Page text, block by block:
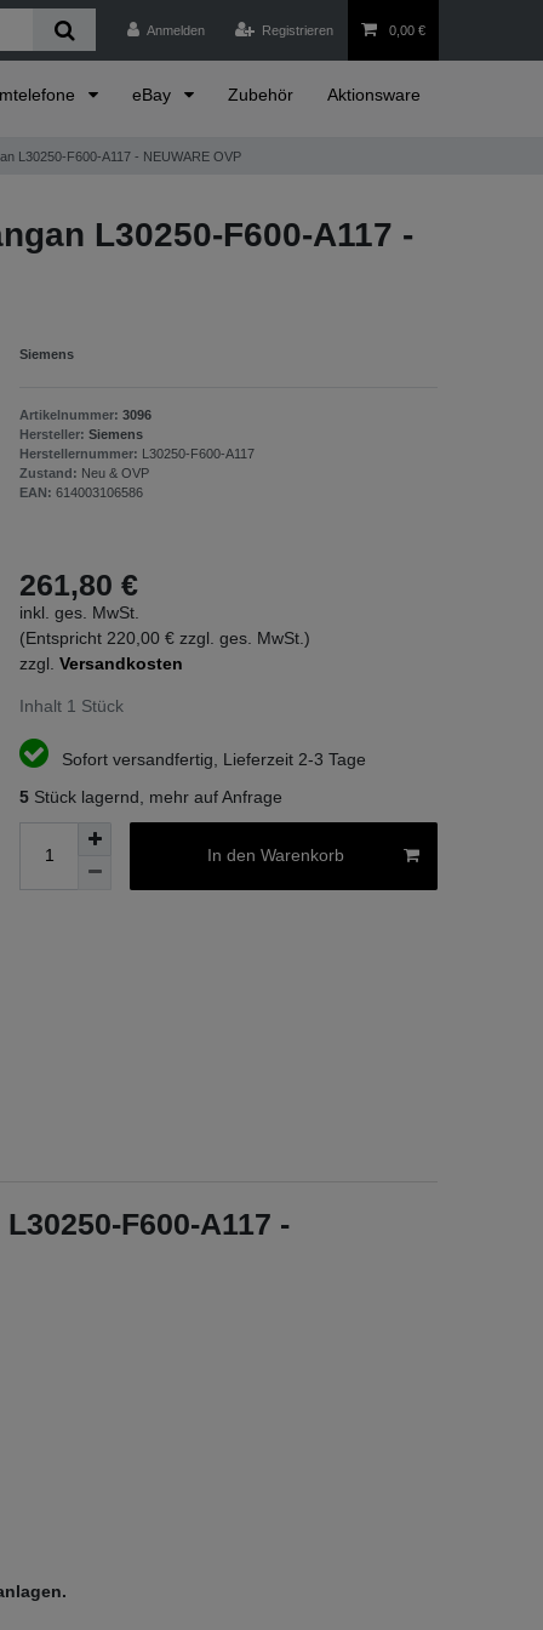
Anmelden Registrieren 0,00 €
eBay Zubehör Aktionsware
L30250-F600-A117 - NEUWARE OVP
L30250-F600-A117 -
Siemens
Artikelnummer: 3096
Hersteller: Siemens
Herstellernummer: L30250-F600-A117
Zustand: Neu & OVP
EAN: 614003106586
261,80 €
inkl. ges. MwSt.
(Entspricht 220,00 € zzgl. ges. MwSt.)
zzgl. Versandkosten
Inhalt 1 Stück
Sofort versandfertig, Lieferzeit 2-3 Tage
5 Stück lagernd, mehr auf Anfrage
In den Warenkorb
F600-A117 -